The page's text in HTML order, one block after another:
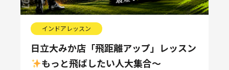
インドアレッスン
日立大みか店「飛距離アップ」レッスン
もっと飛ばしたい人大集合〜